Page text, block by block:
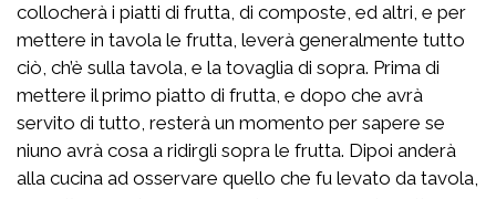
collocherà i piatti di frutta, di composte, ed altri, e per
mettere in tavola le frutta, leverà generalmente tutto
ciò, ch’è sulla tavola, e la tovaglia di sopra. Prima di
mettere il primo piatto di frutta, e dopo che avrà
servito di tutto, resterà un momento per sapere se
niuno avrà cosa a ridirgli sopra le frutta. Dipoi anderà
alla cucina ad osservare quello che fu levato da tavola,